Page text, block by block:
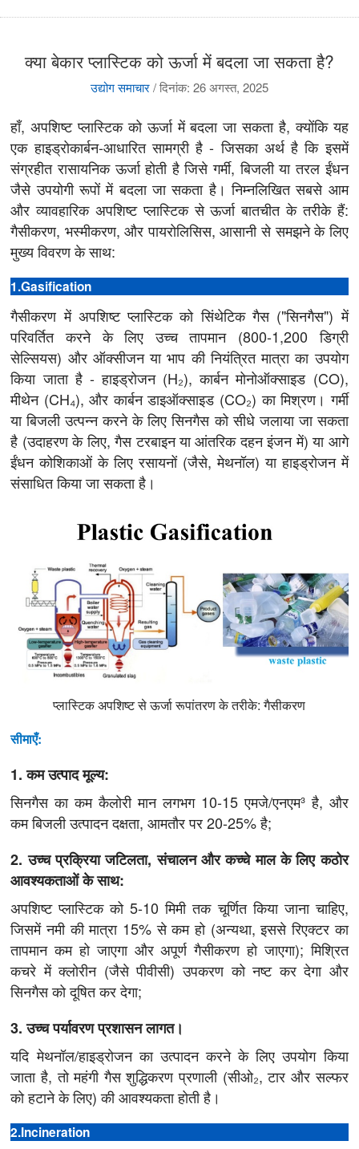
क्या बेकार प्लास्टिक को ऊर्जा में बदला जा सकता है?
उद्योग समाचार/दिनांक: 26 अगस्त, 2025
हाँ, अपशिष्ट प्लास्टिक को ऊर्जा में बदला जा सकता है, क्योंकि यह
एक हाइड्रोकार्बन-आधारित सामग्री है - जिसका अर्थ है कि इसमें
संग्रहीत रासायनिक ऊर्जा होती है जिसे गर्मी, बिजली या तरल ईंधन
जैसे उपयोगी रूपों में बदला जा सकता है। निम्नलिखित सबसे आम
और व्यावहारिक अपशिष्ट प्लास्टिक से ऊर्जा बातचीत के तरीके हैं:
गैसीकरण, भस्मीकरण, और पायरोलिसिस, आसानी से समझने के लिए
मुख्य विवरण के साथ:
1.Gasification
गैसीकरण में अपशिष्ट प्लास्टिक को सिंथेटिक गैस ("सिनगैस") में
परिवर्तित करने के लिए उच्च तापमान (800-1,200 डिग्री
सेल्सियस) और ऑक्सीजन या भाप की नियंत्रित मात्रा का उपयोग
किया जाता है - हाइड्रोजन (H₂), कार्बन मोनोऑक्साइड (CO),
मीथेन (CH₄), और कार्बन डाइऑक्साइड (CO₂) का मिश्रण। गर्मी
या बिजली उत्पन्न करने के लिए सिनगैस को सीधे जलाया जा सकता
है (उदाहरण के लिए, गैस टरबाइन या आंतरिक दहन इंजन में) या आगे
ईंधन कोशिकाओं के लिए रसायनों (जैसे, मेथनॉल) या हाइड्रोजन में
संसाधित किया जा सकता है।
प्लास्टिक अपशिष्ट से ऊर्जा रूपांतरण के तरीके: गैसीकरण
सीमाएँ:
1. कम उत्पाद मूल्य:
सिनगैस का कम कैलोरी मान लगभग 10-15 एमजे/एनएम³ है, और
कम बिजली उत्पादन दक्षता, आमतौर पर 20-25% है;
2. उच्च प्रक्रिया जटिलता, संचालन और कच्चे माल के लिए कठोर
आवश्यकताओं के साथ:
अपशिष्ट प्लास्टिक को 5-10 मिमी तक चूर्णित किया जाना चाहिए,
जिसमें नमी की मात्रा 15% से कम हो (अन्यथा, इससे रिएक्टर का
तापमान कम हो जाएगा और अपूर्ण गैसीकरण हो जाएगा); मिश्रित
कचरे में क्लोरीन (जैसे पीवीसी) उपकरण को नष्ट कर देगा और
सिनगैस को दूषित कर देगा;
3. उच्च पर्यावरण प्रशासन लागत।
यदि मेथनॉल/हाइड्रोजन का उत्पादन करने के लिए उपयोग किया
जाता है, तो महंगी गैस शुद्धिकरण प्रणाली (सीओ₂, टार और सल्फर
को हटाने के लिए) की आवश्यकता होती है।
2.Incineration